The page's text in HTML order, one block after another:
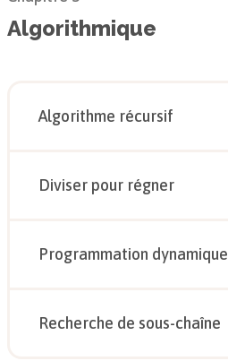
Algorithmique
Algorithme récursif
Diviser pour régner
Programmation dynamique
Recherche de sous-chaîne